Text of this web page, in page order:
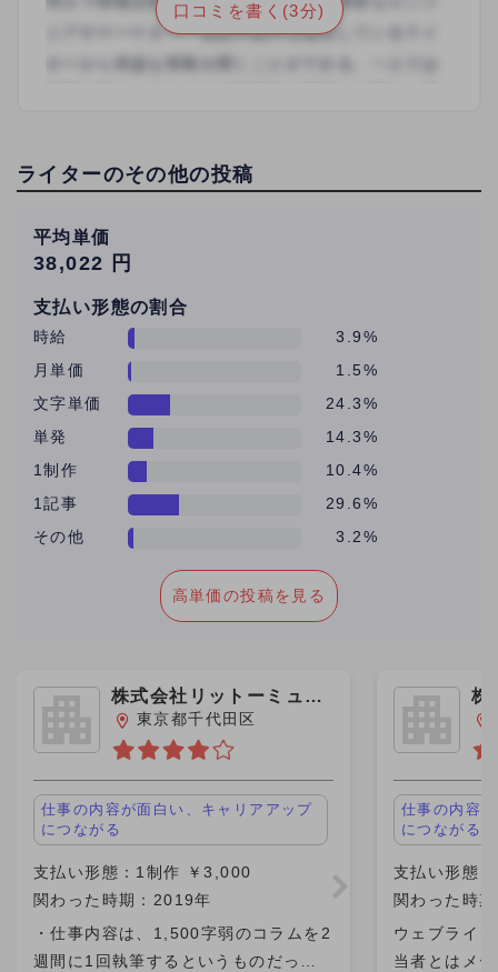
ージメントのシステムがきちんと確立されているの
で、webライター一本で頑張りたい方は経験すべき
企業だと思いました。
口コミを書く(3分)
ライターのその他の投稿
平均単価
38,022 円
支払い形態の割合
時給
3.9%
月単価
1.5%
文字単価
24.3%
単発
14.3%
1制作
10.4%
1記事
29.6%
その他
3.2%
高単価の投稿を見る
株式会社リットーミュー
ジック
東京都千代田区
仕事の内容が面白い、キャリアアップ
につながる
支払い形態：1制作 ￥3,000
関わった時期：2019年
・仕事内容は、1,500字弱のコラムを2
週間に1回執筆するというものだっ
株
ス
仕事の内容
につながる
支払い形態
関わった時
ウェブライ
当者とはメ